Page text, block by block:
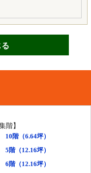
階】
10階（6.64坪）
5階（12.16坪）
6階（12.16坪）